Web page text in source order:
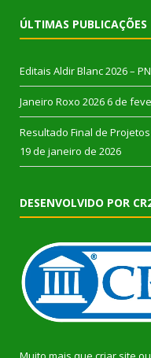
ÚLTIMAS PUBLICAÇÕES
Editais Aldir Blanc 2026 –
Janeiro Roxo 2026 6 de
Resultado Final de
19 de janeiro de 2026
DESENVOLVIDO POR